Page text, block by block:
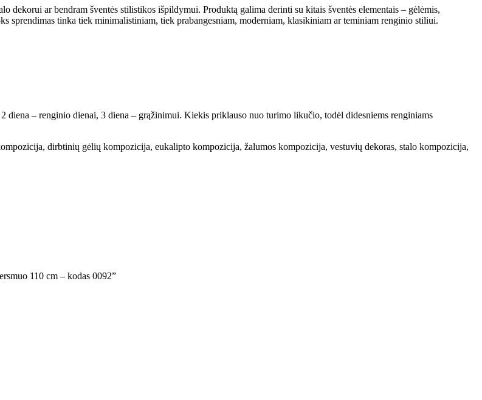
dekorui ar bendram šventės stilistikos išpildymui. Produktą galima derinti su kitais šventės elementais – gėlėmis,
sprendimas tinka tiek minimalistiniam, tiek prabangesniam, moderniam, klasikiniam ar teminiam renginio stiliui.
diena – renginio dienai, 3 diena – grąžinimui. Kiekis priklauso nuo turimo likučio, todėl didesniems renginiams
dirbtinių gėlių kompozicija, eukalipto kompozicija, žalumos kompozicija, vestuvių dekoras, stalo kompozicija,
110 cm – kodas 0092”